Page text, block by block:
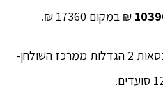
₪ במקום 17360 ₪.
– כולל 6 כסאות 2 הגדלות ממרכז השולחן-